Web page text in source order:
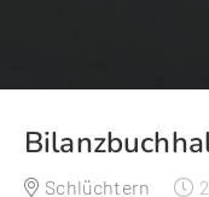
Schlüchtern